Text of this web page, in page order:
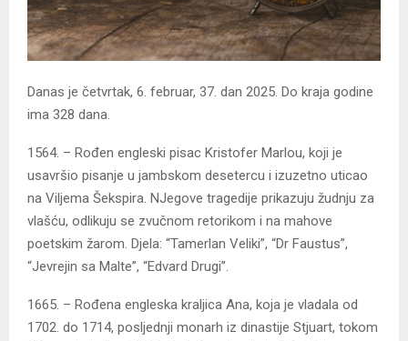
Danas je četvrtak, 6. februar, 37. dan 2025. Do kraja godine
ima 328 dana.
1564. – Rođen engleski pisac Kristofer Marlou, koji je
usavršio pisanje u jambskom desetercu i izuzetno uticao
na Viljema Šekspira. NJegove tragedije prikazuju žudnju za
vlašću, odlikuju se zvučnom retorikom i na mahove
poetskim žarom. Djela: “Tamerlan Veliki”, “Dr Faustus”,
“Jevrejin sa Malte”, “Edvard Drugi”.
1665. – Rođena engleska kraljica Ana, koja je vladala od
1702. do 1714, posljednji monarh iz dinastije Stjuart, tokom